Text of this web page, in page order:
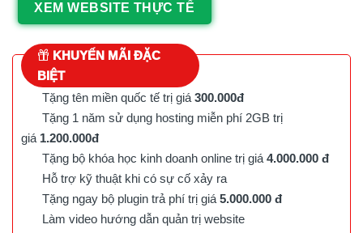
XEM WEBSITE THỰC TẾ
KHUYẾN MÃI ĐẶC
BIỆT
Tặng tên miền quốc tế trị giá 300.000đ
Tặng 1 năm sử dụng hosting miễn phí 2GB trị
giá 1.200.000đ
Tặng bộ khóa học kinh doanh online trị giá 4.000.000 đ
Hỗ trợ kỹ thuật khi có sự cố xảy ra
Tặng ngay bộ plugin trả phí trị giá 5.000.000 đ
Làm video hướng dẫn quản trị website